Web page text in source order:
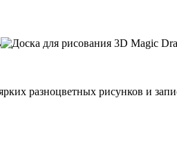
разноцветных рисунков и